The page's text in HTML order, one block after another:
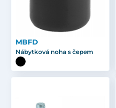
MBFD
Nábytková noha s čepem